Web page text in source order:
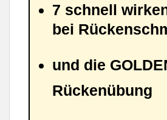
7 schnell
bei
und die
Rückenübung